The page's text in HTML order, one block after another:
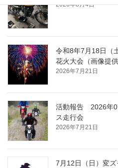
2026年8月4日
令和8年7月18日（
花火大会（画像提
2026年7月21日
活動報告 2026年
ス走行会
2026年7月21日
7月12日（日）変